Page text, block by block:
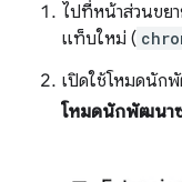
ไปที่หน้าส่วนขย
แท็บใหม่ (
เปิดใช้โหมดนัก
โหมดนักพัฒนา